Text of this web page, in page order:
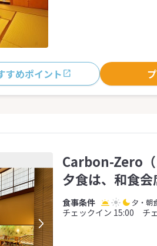
すめポイント
Carbon-Zero
夕食は、和食
夕・朝
チェックイン 15:00 チ